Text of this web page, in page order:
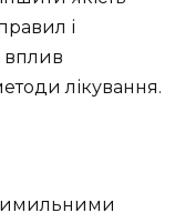
і
вплив
лікування.